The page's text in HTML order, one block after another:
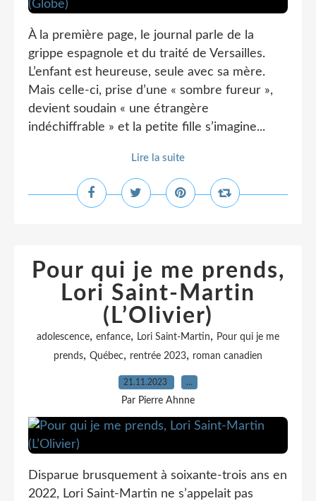
À la première page, le journal parle de la
grippe espagnole et du traité de Versailles.
L’enfant est heureuse, seule avec sa mère.
Mais celle-ci, prise d’une « sombre fureur »,
devient soudain « une étrangère
indéchiffrable » et la petite fille s’imagine...
Lire la suite
Pour qui je me prends,
Lori Saint-Martin
(L’Olivier)
adolescence, enfance, Lori Saint-Martin, Pour qui je me
prends, Québec, rentrée 2023, roman canadien
21.11.2023 …
Par Pierre Ahnne
Disparue brusquement à soixante-trois ans en
2022, Lori Saint-Martin ne s’appelait pas